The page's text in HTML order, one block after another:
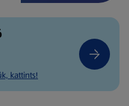
kattints!